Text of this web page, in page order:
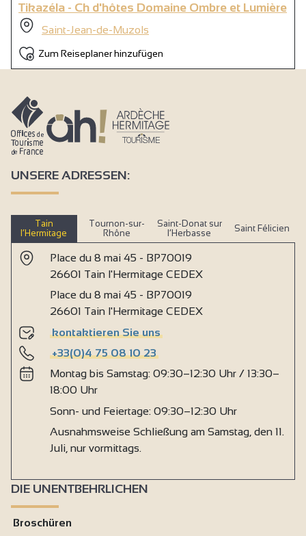
Dusche
1 Bad (privat)
Tikazéla - Ch d'hôtes Domaine Ombre et Lumière
Saint-Jean-de-Muzols
Zum Reiseplaner hinzufügen
UNSERE ADRESSEN:
Tain
l’Hermitage
Tournon-sur-
Rhône
Saint-Donat sur
l’Herbasse
Saint Félicien
Place du 8 mai 45 - BP70019
26601 Tain l'Hermitage CEDEX
Place du 8 mai 45 - BP70019
26601 Tain l'Hermitage CEDEX
kontaktieren Sie uns
+33(0)4 75 08 10 23
Montag bis Samstag: 09:30–12:30 Uhr / 13:30–
18:00 Uhr
Sonn- und Feiertage: 09:30–12:30 Uhr
Ausnahmsweise Schließung am Samstag, den 11.
Juli, nur vormittags.
DIE UNENTBEHRLICHEN
Broschüren